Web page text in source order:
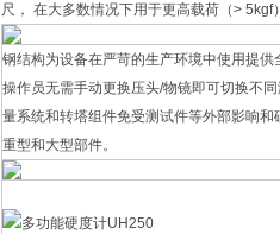
尺， 在大多数情况下用于更高载荷（> 5kgf
钢结构为设备在严苛的生产环境中使用提
操作员无需手动更换压头/物镜即可切换不
量系统和转塔组件免受测试件等外部影响
重型和大型部件。